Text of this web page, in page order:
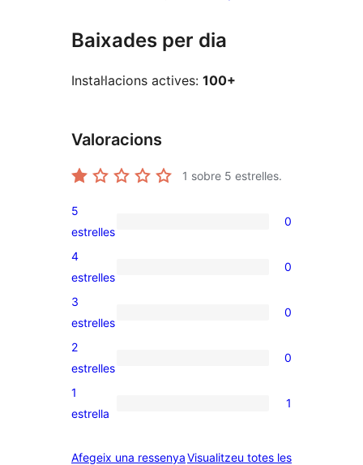
Baixades per dia
Instal·lacions actives: 100+
Valoracions
1 sobre 5 estrelles.
0
valoracions
de
5
estrelles
0
0
valoracions
de
4
estrelles
0
0
valoracions
de
3
estrelles
0
0
valoracions
de
estrelles
2
estrelles
0
1
de
1
estrella
1
Afegeix una ressenyaVisualitzeu totes lesressenyes